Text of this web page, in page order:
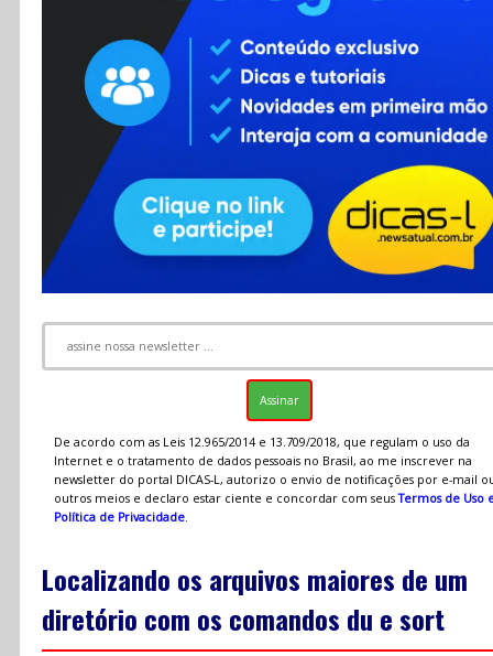
Contato
RSS
De acordo com as Leis 12.965/2014 e 13.709/2018, que regulam o uso da
Internet e o tratamento de dados pessoais no Brasil, ao me inscrever na
newsletter do portal DICAS-L, autorizo o envio de notificações por e-mail
outros meios e declaro estar ciente e concordar com seusTermos de Uso
Política de Privacidade.
Localizando os arquivos maiores de um
diretório com os comandos du e sort